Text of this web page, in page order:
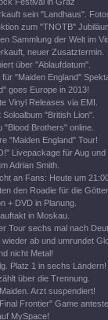
sein "Landhaus".
zum "TNOTB"
Sammlung der Welt im
neuer Zusatztermin.
über "Ablaufdatum".
"Maiden England"
goes Europe in 2013!
Vinyl Releases via EMI.
"British Lion".
"Blood Brothers" online.
"Maiden England" Tour!
Livepackage für Aug und
Adrian Smith.
an Fans: Heute um
den Roadie für die Götter.
+ DVD in Planung.
in Moskau.
Tour sechs mal nach
ab und umrundet
nicht Metal!
Platz 1 in sechs Ländern!
über die Trennung.
Arzt suspendiert!
Frontier" Game
MySpace!